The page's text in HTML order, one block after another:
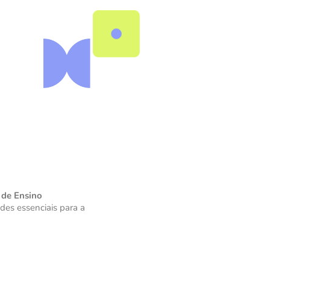
Ensino
essenciais para a